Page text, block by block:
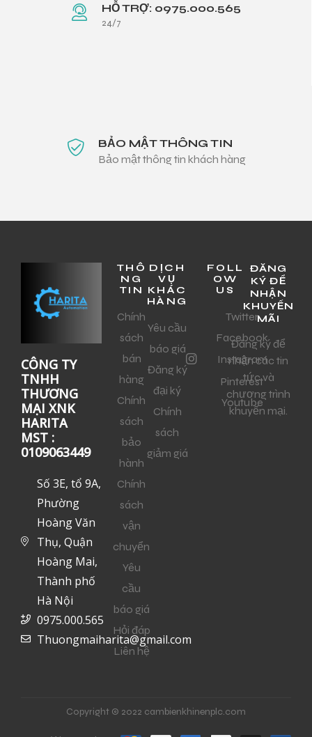
HỖ TRỢ: 0975.000.565
24/7
BẢO MẬT THÔNG TIN
Bảo mật thông tin khách hàng
CÔNG TY
TNHH
THƯƠNG
MẠI XNK
HARITA
MST :
0109063449
Số 3E, tổ 9A,
Phường
Hoàng Văn
Thụ, Quận
Hoàng Mai,
Thành phố
Hà Nội
0975.000.565
Thuongmaiharita@gmail.com
THÔ
NG
TIN
Chính
sách
bán
hàng
Chính
sách
bảo
hành
Chính
sách
vận
chuyển
Yêu
cầu
báo giá
Hỏi đáp
Liên hệ
DỊCH
VỤ
KHÁC
HÀNG
Yêu cầu
báo giá
Đăng ký
đại ký
Chính
sách
giảm giá
FOLL
OW
US
Twitter
Facebook
Instagram
Pinterest
Youtube
ĐĂNG
KÝ ĐỂ
NHẬN
KHUYẾN
MÃI
Đăng ký để
nhận các tin
tức và
chương trình
khuyến mại.
Copyright © 2022 cambienkhinenplc.com